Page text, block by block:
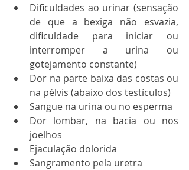
Dificuldades ao urinar (sensação
de que a bexiga não esvazia,
dificuldade para iniciar ou
interromper a urina ou
gotejamento constante)
Dor na parte baixa das costas ou
na pélvis (abaixo dos testículos)
Sangue na urina ou no esperma
Dor lombar, na bacia ou nos
joelhos
Ejaculação dolorida
Sangramento pela uretra